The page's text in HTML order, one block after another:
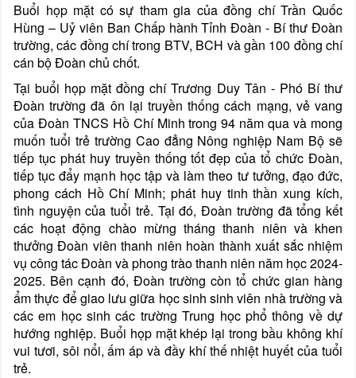
Buổi họp mặt có sự tham gia của đồng chí Trần Quốc
Hùng – Uỷ viên Ban Chấp hành Tỉnh Đoàn - Bí thư Đoàn
trường, các đồng chí trong BTV, BCH và gần 100 đồng chí
cán bộ Đoàn chủ chốt.
Tại buổi họp mặt đồng chí Trương Duy Tân - Phó Bí thư
Đoàn trường đã ôn lại truyền thống cách mạng, vẻ vang
của Đoàn TNCS Hồ Chí Minh trong 94 năm qua và mong
muốn tuổi trẻ trường Cao đẳng Nông nghiệp Nam Bộ sẽ
tiếp tục phát huy truyền thống tốt đẹp của tổ chức Đoàn,
tiếp tục đẩy mạnh học tập và làm theo tư tưởng, đạo đức,
phong cách Hồ Chí Minh; phát huy tinh thần xung kích,
tình nguyện của tuổi trẻ. Tại đó, Đoàn trường đã tổng kết
các hoạt động chào mừng tháng thanh niên và khen
thưởng Đoàn viên thanh niên hoàn thành xuất sắc nhiệm
vụ công tác Đoàn và phong trào thanh niên năm học 2024-
2025. Bên cạnh đó, Đoàn trường còn tổ chức gian hàng
ẩm thực để giao lưu giữa học sinh sinh viên nhà trường và
các em học sinh các trường Trung học phổ thông về dự
hướng nghiệp. Buổi họp mặt khép lại trong bầu không khí
vui tươi, sôi nổi, ấm áp và đầy khí thế nhiệt huyết của tuổi
trẻ.